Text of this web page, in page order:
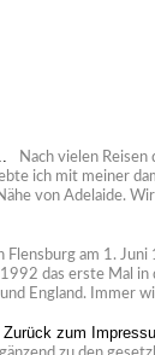
Nach vielen Reisen
ich mit meiner
von Adelaide.
am 1. Juni
das erste Mal
England. Immer
Zurück zum